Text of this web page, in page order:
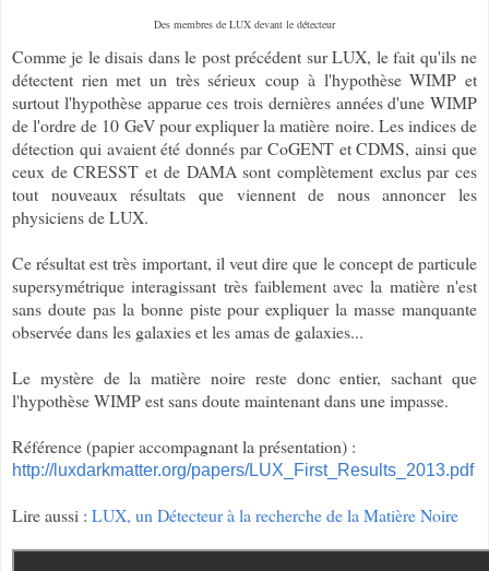
Des membres de LUX devant le détecteur
Comme je le disais dans le post précédent sur LUX, le fait qu'ils ne
détectent rien met un très sérieux coup à l'hypothèse WIMP et
surtout l'hypothèse apparue ces trois dernières années d'une WIMP
de l'ordre de 10 GeV pour expliquer la matière noire. Les indices de
détection qui avaient été donnés par CoGENT et CDMS, ainsi que
ceux de CRESST et de DAMA sont complètement exclus par ces
tout nouveaux résultats que viennent de nous annoncer les
physiciens de LUX.
Ce résultat est très important, il veut dire que le concept de particule
supersymétrique interagissant très faiblement avec la matière n'est
sans doute pas la bonne piste pour expliquer la masse manquante
observée dans les galaxies et les amas de galaxies...
Le mystère de la matière noire reste donc entier, sachant que
l'hypothèse WIMP est sans doute maintenant dans une impasse.
Référence (papier accompagnant la présentation) :
http://luxdarkmatter.org/papers/LUX_First_Results_2013.pdf
Lire aussi : LUX, un Détecteur à la recherche de la Matière Noire